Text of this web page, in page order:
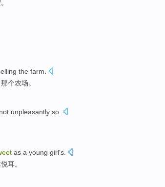
。
the farm
那个农场。
not unpleasantly so
as a young girl's
悦耳。